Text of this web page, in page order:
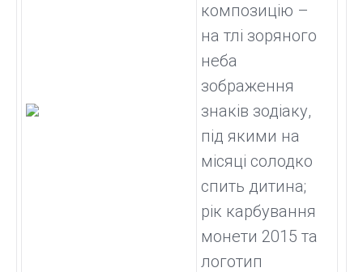
композицію –
на тлі зоряного
неба
зображення
знаків зодіаку,
під якими на
місяці солодко
спить дитина;
рік карбування
монети 2015 та
логотип